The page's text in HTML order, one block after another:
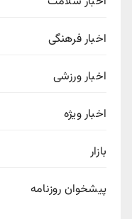
اخبار فرهنگی
اخبار ورزشی
اخبار ویژه
بازار
پیشخوان روزنامه